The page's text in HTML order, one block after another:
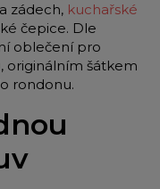
zádech, kuchařské
čepice. Dle
oblečení pro
originálním šátkem
rondonu.